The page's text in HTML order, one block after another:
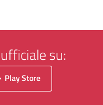
su:
Play Store